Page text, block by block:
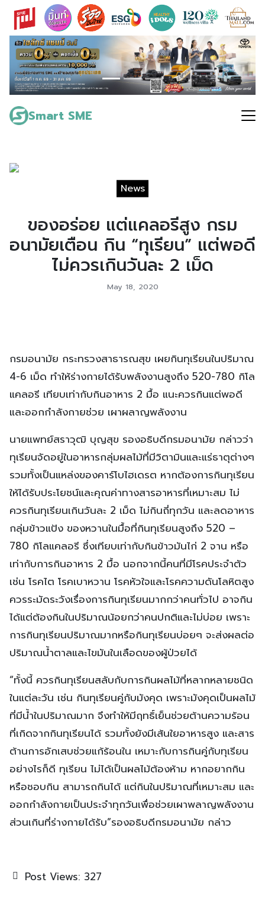
Skip
content
Smart SME
Search
for:
News
ของอร่อย แต่แคลอรีสูง กรม
อนามัยเตือน กิน “ทุเรียน” แต่พอดี
ไม่ควรเกินวันละ 2 เม็ด
May 18, 2020
กรมอนามัย กระทรวงสาธารณสุข เผยกินทุเรียนในปริมาณ
4-6 เม็ด ทำให้ร่างกายได้รับพลังงานสูงถึง 520-780 กิโล
แคลอรี เทียบเท่ากับกินอาหาร 2 มื้อ แนะควรกินแต่พอดี
และออกกำลังกายช่วย เผาผลาญพลังงาน
นายแพทย์สราวุฒิ บุญสุข รองอธิบดีกรมอนามัย กล่าวว่า
ทุเรียนจัดอยู่ในอาหารกลุ่มผลไม้ที่มีวิตามินและแร่ธาตุต่างๆ
รวมทั้งเป็นแหล่งของคาร์โบไฮเดรต หากต้องการกินทุเรียน
ให้ได้รับประโยชน์และคุณค่าทางสารอาหารที่เหมาะสม ไม่
ควรกินทุเรียนเกินวันละ 2 เม็ด ไม่กินถี่ทุกวัน และลดอาหาร
กลุ่มข้าวแป้ง ของหวานในมื้อที่กินทุเรียนสูงถึง 520 –
780 กิโลแคลอรี ซึ่งเทียบเท่ากับกินข้าวมันไก่ 2 จาน หรือ
เท่ากับการกินอาหาร 2 มื้อ นอกจากนี้คนที่มีโรคประจำตัว
เช่น โรคไต โรคเบาหวาน โรคหัวใจและโรคความดันโลหิตสูง
ควรระมัดระวังเรื่องการกินทุเรียนมากกว่าคนทั่วไป อาจกิน
ได้แต่ต้องกินในปริมาณน้อยกว่าคนปกติและไม่บ่อย เพราะ
การกินทุเรียนปริมาณมากหรือกินทุเรียนบ่อยๆ จะส่งผลต่อ
ปริมาณน้ำตาลและไขมันในเลือดของผู้ป่วยได้
“ทั้งนี้ ควรกินทุเรียนสลับกับการกินผลไม้ที่หลากหลายชนิด
ในแต่ละวัน เช่น กินทุเรียนคู่กับมังคุด เพราะมังคุดเป็นผลไม้
ที่มีน้ำในปริมาณมาก จึงทำให้มีฤทธิ์เย็นช่วยต้านความร้อน
ที่เกิดจากกินทุเรียนได้ รวมทั้งยังมีเส้นใยอาหารสูง และสาร
ต้านการอักเสบช่วยแก้ร้อนใน เหมาะกับการกินคู่กับทุเรียน
อย่างไรก็ดี ทุเรียน ไม่ได้เป็นผลไม้ต้องห้าม หากอยากกิน
หรือชอบกิน สามารถกินได้ แต่กินในปริมาณที่เหมาะสม และ
ออกกำลังกายเป็นประจำทุกวันเพื่อช่วยเผาพลาญพลังงาน
ส่วนเกินที่ร่างกายได้รับ”รองอธิบดีกรมอนามัย กล่าว
Post Views: 327